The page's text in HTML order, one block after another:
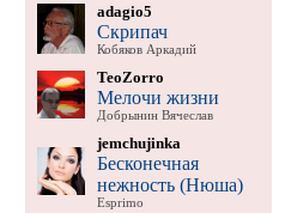
adagio5
Скрипач
Кобяков Аркадий
TeoZorro
Мелочи жизни
Добрынин Вячеслав
jemchujinka
Бесконечная
нежность (Нюша)
Esprimo